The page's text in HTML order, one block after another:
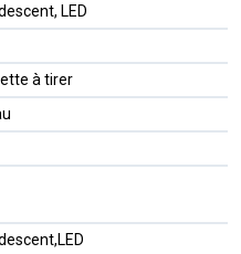
LED
à tirer